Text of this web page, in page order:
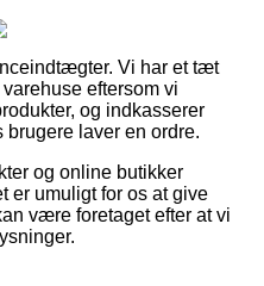
Vi har et tæt
eftersom vi
og indkasserer
brugere laver en ordre.
og online butikker
er umuligt for os at give
være foretaget efter at vi